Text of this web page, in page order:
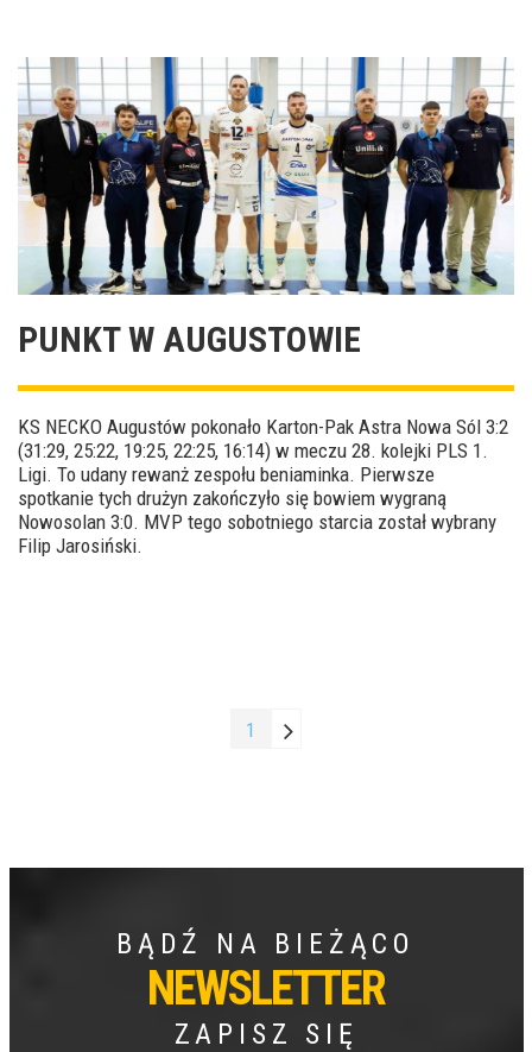
PUNKT W AUGUSTOWIE
KS NECKO Augustów pokonało Karton-Pak Astra Nowa Sól 3:2
(31:29, 25:22, 19:25, 22:25, 16:14) w meczu 28. kolejki PLS 1.
Ligi. To udany rewanż zespołu beniaminka. Pierwsze
spotkanie tych drużyn zakończyło się bowiem wygraną
Nowosolan 3:0. MVP tego sobotniego starcia został wybrany
Filip Jarosiński.
1
BĄDŹ NA BIEŻĄCO
NEWSLETTER
ZAPISZ SIĘ